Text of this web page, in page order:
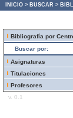
INICIO > BUSCAR >
Bibliografía por
Buscar por:
Asignaturas
Titulaciones
Profesores
v. 0.1